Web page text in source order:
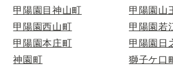
甲陽園目神山町
甲陽園山
甲陽園西山町
甲陽園若
甲陽園本庄町
甲陽園日
神園町
獅子ケ口